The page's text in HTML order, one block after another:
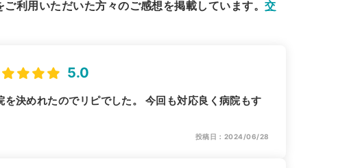
利用いただいた方々のご感想を掲載しています。交
5.0
決めれたのでリピでした。 今回も対応良く病院もす
投稿日：2024/06/28